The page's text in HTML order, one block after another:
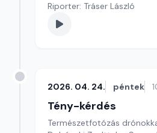
Riporter: Tráser László
2026. 04. 24. péntek
Tény-kérdés
Természetfotózás